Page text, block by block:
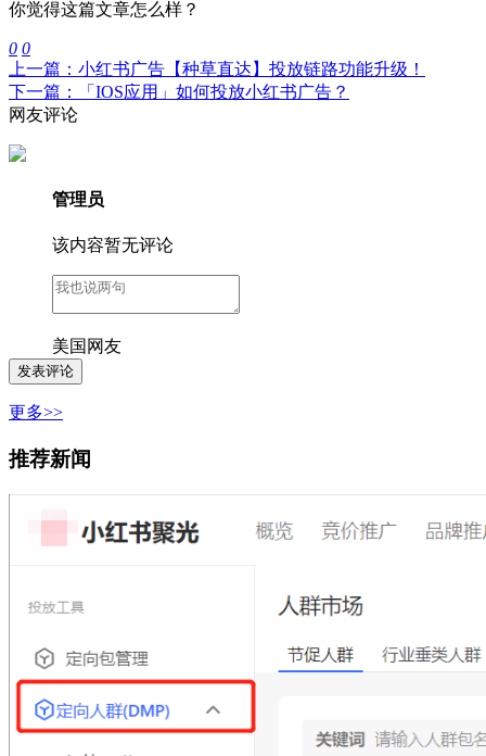
你觉得这篇文章怎么样？
0 0
上一篇：小红书广告【种草直达】投放链路功能升级！
下一篇：「IOS应用」如何投放小红书广告？
网友评论
管理员
该内容暂无评论
美国网友
更多>>
推荐新闻